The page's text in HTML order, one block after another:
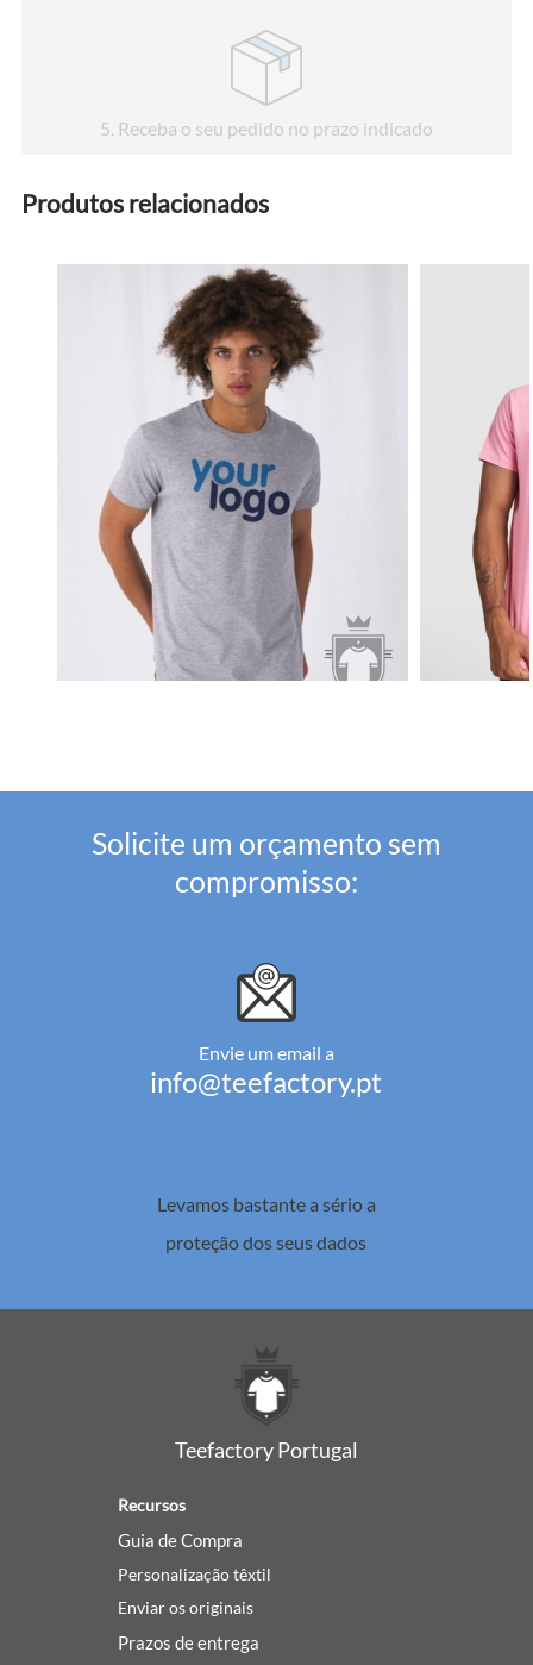
5. Receba o seu pedido no prazo indicado
Produtos relacionados
Solicite um orçamento sem
compromisso:
Envie um email a
info@teefactory.pt
Levamos bastante a sério a
proteção dos seus dados
Teefactory Portugal
Recursos
Guia de Compra
Personalização têxtil
Enviar os originais
Prazos de entrega